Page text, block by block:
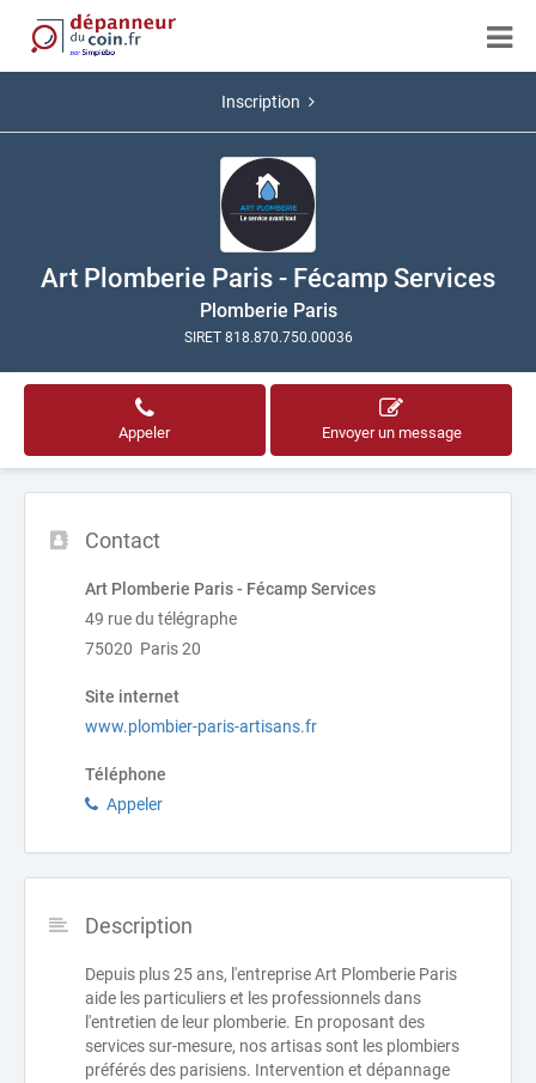
Inscription
Art Plomberie Paris - Fécamp Services
Plomberie Paris
SIRET 818.870.750.00036
Appeler Envoyer un message
Contact
Art Plomberie Paris - Fécamp Services
49 rue du télégraphe
75020 Paris 20
Site internet
www.plombier-paris-artisans.fr
Téléphone
Appeler
Description
Depuis plus 25 ans, l'entreprise Art Plomberie Paris
aide les particuliers et les professionnels dans
l'entretien de leur plomberie. En proposant des
services sur-mesure, nos artisas sont les plombiers
préférés des parisiens. Intervention et dépannage